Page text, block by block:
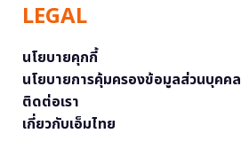
LEGAL
นโยบายคุกกี้
นโยบายการคุ้มครองข้อมูลส่วนบุคคล
ติดต่อเรา
เกี่ยวกับเอ็มไทย